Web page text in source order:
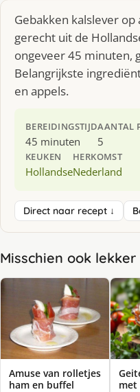
Gebakken kalslever
gerecht uit de
ongeveer 45 minuten,
Belangrijkste
en appels.
BEREIDINGSTIJD
45 minuten
AANTAL
5
KEUKEN
Hollandse
HERKOMST
Nederland
Direct naar recept ↓
Misschien ook lekker
Amuse van rolletjes
ham en buffel
met